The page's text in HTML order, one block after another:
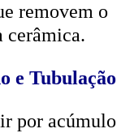
removem o
cerâmica.
e Tubulação
por acúmulo